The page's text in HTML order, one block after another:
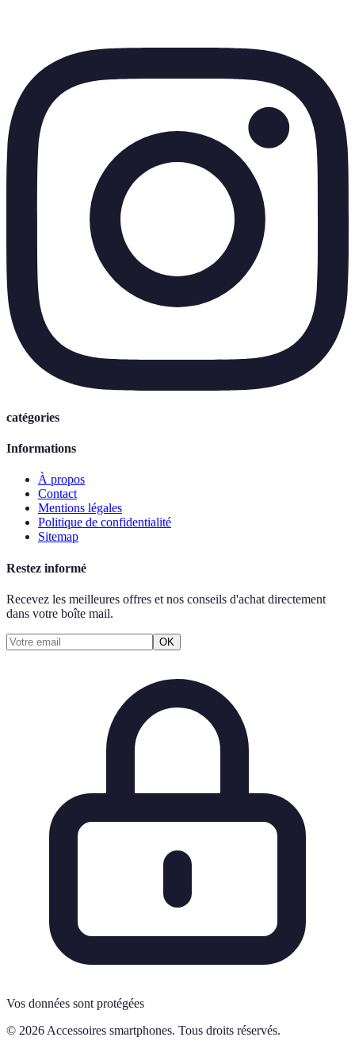
catégories
Informations
À propos
Contact
Mentions légales
Politique de confidentialité
Sitemap
Restez informé
Recevez les meilleures offres et nos conseils d'achat directement
dans votre boîte mail.
OK
Vos données sont protégées
© 2026 Accessoires smartphones. Tous droits réservés.